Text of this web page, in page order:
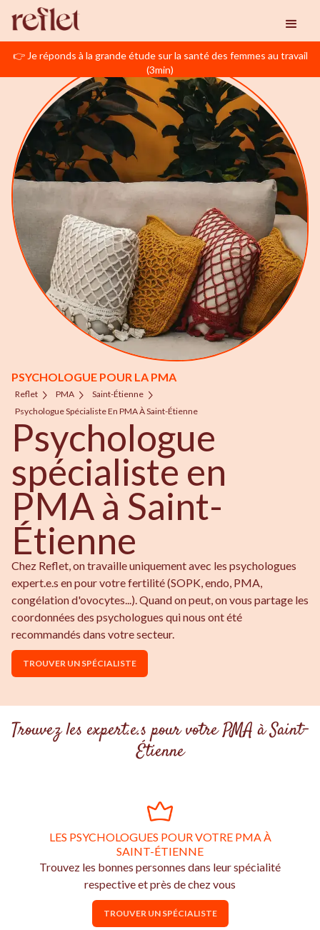
👉 Je réponds à la grande étude sur la santé des femmes au travail
(3min)
PSYCHOLOGUE POUR LA PMA
Reflet PMA
Saint-Étienne
Psychologue Spécialiste En PMA À Saint-Étienne
Psychologue
spécialiste en
PMA à Saint-
Étienne
Chez Reflet, on travaille uniquement avec les psychologues
expert.e.s en pour votre fertilité (SOPK, endo, PMA,
congélation d'ovocytes...). Quand on peut, on vous partage les
coordonnées des psychologues qui nous ont été
recommandés dans votre secteur.
TROUVER UN SPÉCIALISTE
Trouvez les expert.e.s pour votre PMA à Saint-
Étienne
LES PSYCHOLOGUES POUR VOTRE PMA À
SAINT-ÉTIENNE
Trouvez les bonnes personnes dans leur spécialité
respective et près de chez vous
TROUVER UN SPÉCIALISTE